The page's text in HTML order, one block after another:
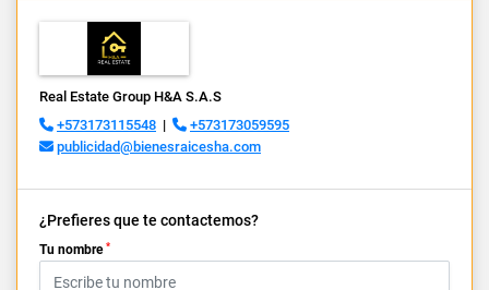
Real Estate Group H&A S.A.S
+573173115548 |
+573173059595
publicidad@bienesraicesha.com
¿Prefieres que te contactemos?
Tu nombre *